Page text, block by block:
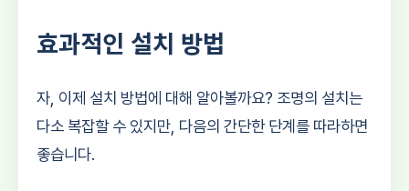
효과적인 설치 방법
자, 이제 설치 방법에 대해 알아볼까요? 조명의 설치는
다소 복잡할 수 있지만, 다음의 간단한 단계를 따라하면
좋습니다.